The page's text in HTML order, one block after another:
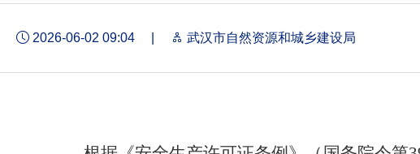
2026-06-02 09:04 武汉市自然资源和城乡建设局